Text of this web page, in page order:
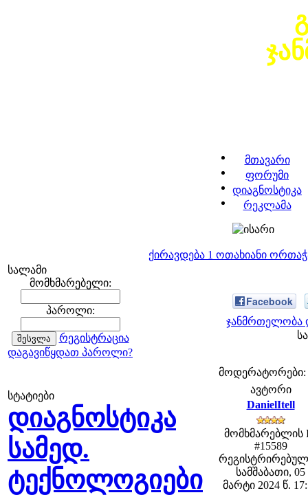
მთავარი
ფორუმი
დიაგნოსტიკა
რეკლამა
ქირავდება 1 ოთახიანი
სალამი
მომხმარებელი:
პაროლი:
რეგისტრაცია
დაგავიწყდათ პაროლი?
სტატიები
დიაგნოსტიკა
სამედ.
ტექნოლოგიები
Facebook
ჯანმრთელობა
მოდერატორები:
ავტორი
DanielItell
მომხმარებლის
#15589
სამშაბათი, 05
მარტი 2024 წ.